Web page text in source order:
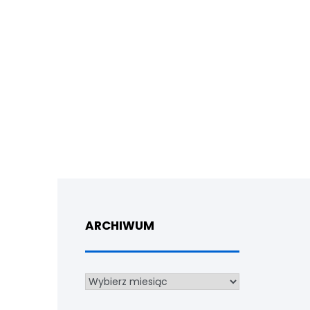
ARCHIWUM
Archiwum